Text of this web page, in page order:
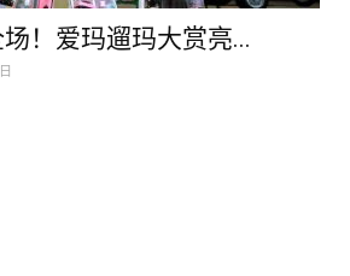
！爱玛遛玛大赏亮...